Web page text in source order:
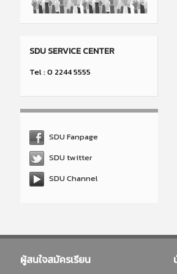
SDU SERVICE CENTER
Tel : 0 2244 5555
SDU Fanpage
SDU twitter
SDU Channel
ผู้สนใจสมัครเรียน